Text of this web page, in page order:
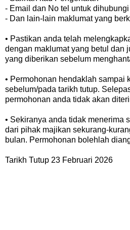
- Email dan No tel untuk dihubungi
- Dan lain-lain maklumat yang
• Pastikan anda telah
dengan maklumat yang betul dan
yang diberikan sebelum
• Permohonan hendaklah sampai
sebelum/pada tarikh tutup.
permohonan anda tidak akan
• Sekiranya anda tidak menerima
dari pihak majikan sekurang-
bulan. Permohonan bolehlah
Tarikh Tutup 23 Februari 2026